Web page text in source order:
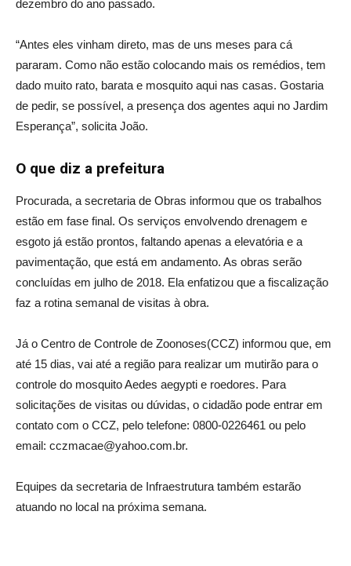
dezembro do ano passado.
“Antes eles vinham direto, mas de uns meses para cá
pararam. Como não estão colocando mais os remédios, tem
dado muito rato, barata e mosquito aqui nas casas. Gostaria
de pedir, se possível, a presença dos agentes aqui no Jardim
Esperança”, solicita João.
O que diz a prefeitura
Procurada, a secretaria de Obras informou que os trabalhos
estão em fase final. Os serviços envolvendo drenagem e
esgoto já estão prontos, faltando apenas a elevatória e a
pavimentação, que está em andamento. As obras serão
concluídas em julho de 2018. Ela enfatizou que a fiscalização
faz a rotina semanal de visitas à obra.
Já o Centro de Controle de Zoonoses(CCZ) informou que, em
até 15 dias, vai até a região para realizar um mutirão para o
controle do mosquito Aedes aegypti e roedores. Para
solicitações de visitas ou dúvidas, o cidadão pode entrar em
contato com o CCZ, pelo telefone: 0800-0226461 ou pelo
email: cczmacae@yahoo.com.br.
Equipes da secretaria de Infraestrutura também estarão
atuando no local na próxima semana.